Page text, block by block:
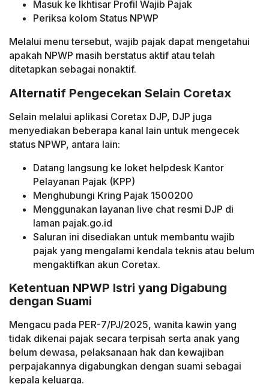
Masuk ke Ikhtisar Profil Wajib Pajak
Periksa kolom Status NPWP
Melalui menu tersebut, wajib pajak dapat mengetahui
apakah NPWP masih berstatus aktif atau telah
ditetapkan sebagai nonaktif.
Alternatif Pengecekan Selain Coretax
Selain melalui aplikasi Coretax DJP, DJP juga
menyediakan beberapa kanal lain untuk mengecek
status NPWP, antara lain:
Datang langsung ke loket helpdesk Kantor
Pelayanan Pajak (KPP)
Menghubungi Kring Pajak 1500200
Menggunakan layanan live chat resmi DJP di
laman pajak.go.id
Saluran ini disediakan untuk membantu wajib
pajak yang mengalami kendala teknis atau belum
mengaktifkan akun Coretax.
Ketentuan NPWP Istri yang Digabung
dengan Suami
Mengacu pada PER-7/PJ/2025, wanita kawin yang
tidak dikenai pajak secara terpisah serta anak yang
belum dewasa, pelaksanaan hak dan kewajiban
perpajakannya digabungkan dengan suami sebagai
kepala keluarga.